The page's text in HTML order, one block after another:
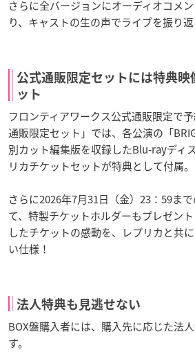
さらに全バージョンにオーディオコメ
り、キャストの生の声でライブを振り返
公式通販限定セットには特典映
ット
フロンティアワークス公式通販限定で
通販限定セット」では、各公演の「
別カット編集版を収録したBlu-rayディ
リカチケットセットが特典として付属。
さらに2026年7月31日（金）23：59ま
て、特製チケットホルダーもプレゼン
したチケットの感動を、レプリカと共
い仕様！
法人特典も見逃せない
BOX盤購入者には、購入先に応じた法
す。